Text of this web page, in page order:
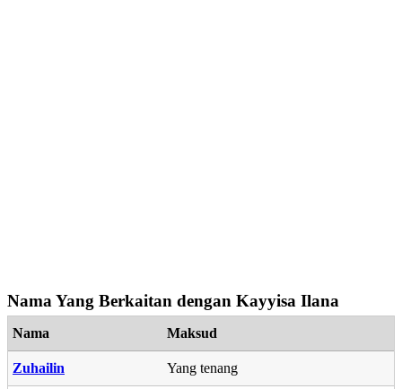
Nama Yang Berkaitan dengan Kayyisa Ilana
Nama Maksud
Zuhailin Yang tenang